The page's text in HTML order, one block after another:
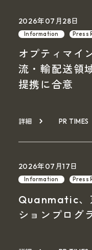
2026年07月28日
Information Press
オプティマイ
流・輸配送領
提携に合意
詳細 PR TIMES
2026年07月17日
Information Press
Quanmatic、
ションプログ